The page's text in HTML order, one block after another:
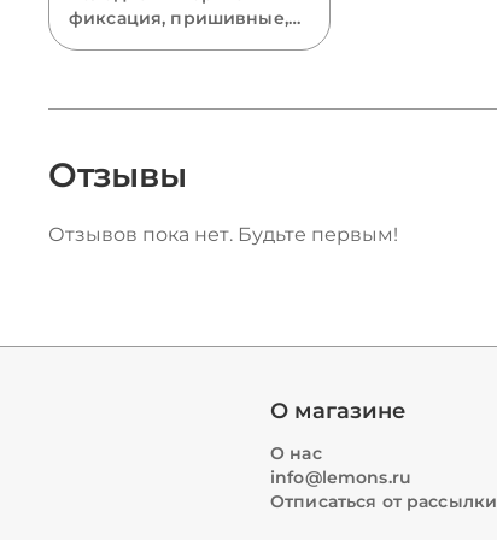
полный гид
фиксация, пришивные,
страз и подсказываем,
костюмов, одежды и
маникюра.
Отзывы
Отзывов пока нет. Будьте первым!
О магазине
О нас
info@lemons.ru
Отписаться от рассылки